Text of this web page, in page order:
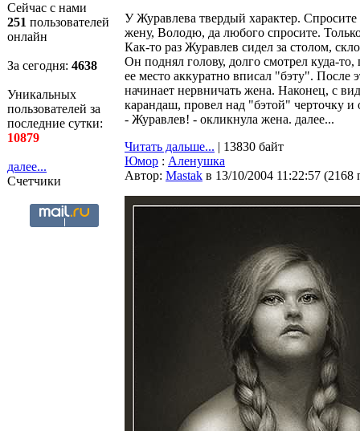
Сейчас с нами
251 пользователей
онлайн
За сегодня: 4638
Уникальных
пользователей за
последние сутки:
10879
далее...
Счетчики
У Журавлева твердый характер.
жену, Володю, да любого спросите.
Как-то раз Журавлев сидел за столом,
Он поднял голову, долго смотрел куда-
ее место аккуратно вписал "бэту". После
начинает нервничать жена. Hаконец, с
карандаш, провел над "бэтой" черточку и
- Журавлев! - окликнула жена. далее...
Читать дальше... | 13830 байт
Юмор : Аленушка
Автор: Мastak в 13/10/2004 11:22:57 (2168